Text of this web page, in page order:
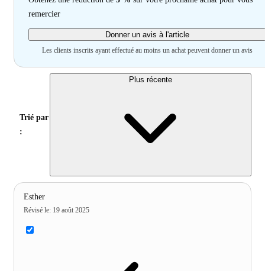
remercier
Donner un avis à l'article
Les clients inscrits ayant effectué au moins un achat peuvent donner un avis
Trié par
:
Plus récente
Esther
Révisé le: 19 août 2025